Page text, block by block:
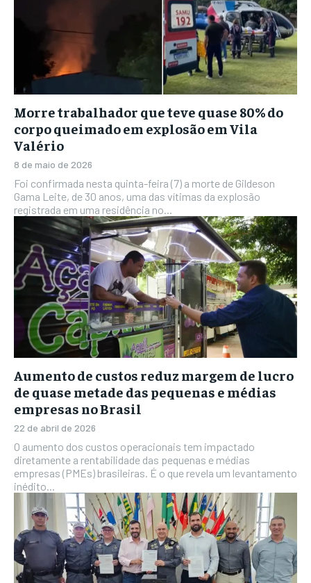
Morre trabalhador que teve quase 80% do
corpo queimado em explosão em Vila
Valério
8 de maio de 2026
Foi confirmada nesta quinta-feira (7) a morte de Gildeson
Gama Leite, de 30 anos, uma das vítimas da explosão
registrada em uma residência no...
Aumento de custos reduz margem de lucro
de quase metade das pequenas e médias
empresas no Brasil
22 de abril de 2026
O aumento dos custos operacionais tem impactado
diretamente a rentabilidade das pequenas e médias
empresas (PMEs) brasileiras. É o que revela um levantamento
inédito...